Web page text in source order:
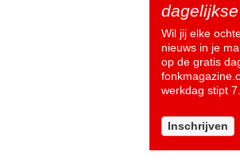
Wil jij elke
nieuws in je
op de gratis
werkdag stipt
Inschrijven